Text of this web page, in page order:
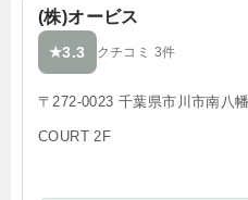
(株)オービス
★3.3 クチコミ 3件
〒272-0023 千葉県市川市南八
COURT 2F